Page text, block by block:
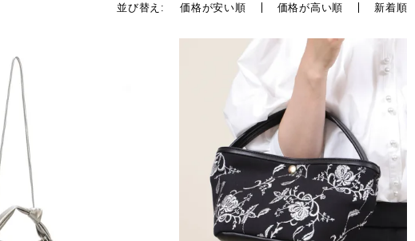
並び替え 価格が安い順 価格が高い順 新着順